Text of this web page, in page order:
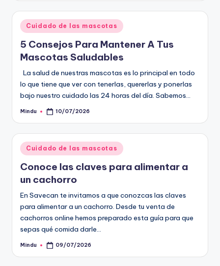
Publicado
en
Cuidado de las mascotas
5 Consejos Para Mantener A Tus
Mascotas Saludables
La salud de nuestras mascotas es lo principal en todo
lo que tiene que ver con tenerlas, quererlas y ponerlas
bajo nuestro cuidado las 24 horas del día. Sabemos…
Publicado
Mindu 10/07/2026
Publicado
en
Cuidado de las mascotas
Conoce las claves para alimentar a
un cachorro
En Savecan te invitamos a que conozcas las claves
para alimentar a un cachorro. Desde tu venta de
cachorros online hemos preparado esta guía para que
sepas qué comida darle…
Publicado
Mindu 09/07/2026